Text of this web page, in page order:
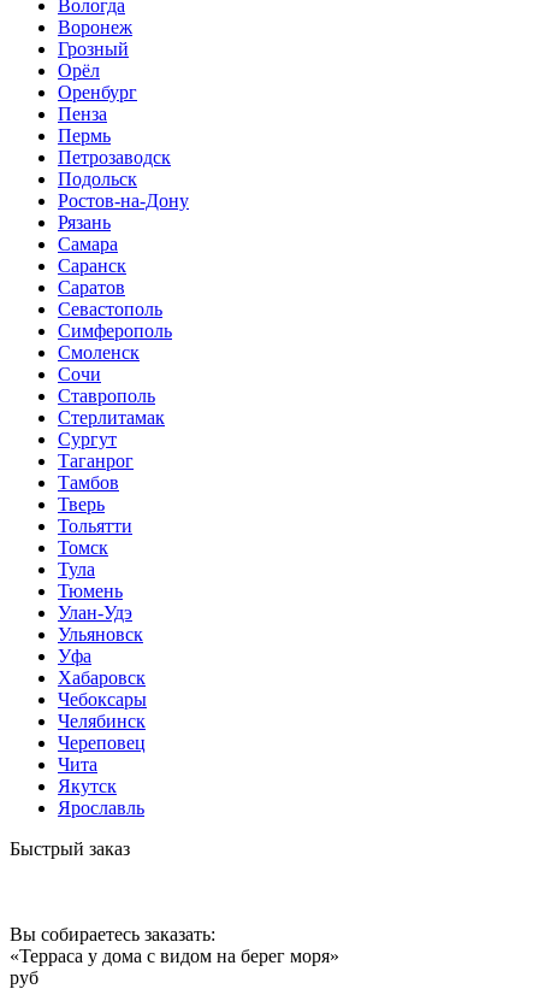
Вологда
Воронеж
Грозный
Орёл
Оренбург
Пенза
Пермь
Петрозаводск
Подольск
Ростов-на-Дону
Рязань
Самара
Саранск
Саратов
Севастополь
Симферополь
Смоленск
Сочи
Ставрополь
Стерлитамак
Сургут
Таганрог
Тамбов
Тверь
Тольятти
Томск
Тула
Тюмень
Улан-Удэ
Ульяновск
Уфа
Хабаровск
Чебоксары
Челябинск
Череповец
Чита
Якутск
Ярославль
Быстрый заказ
Вы собираетесь заказать:
«Терраса у дома с видом на берег моря»
руб